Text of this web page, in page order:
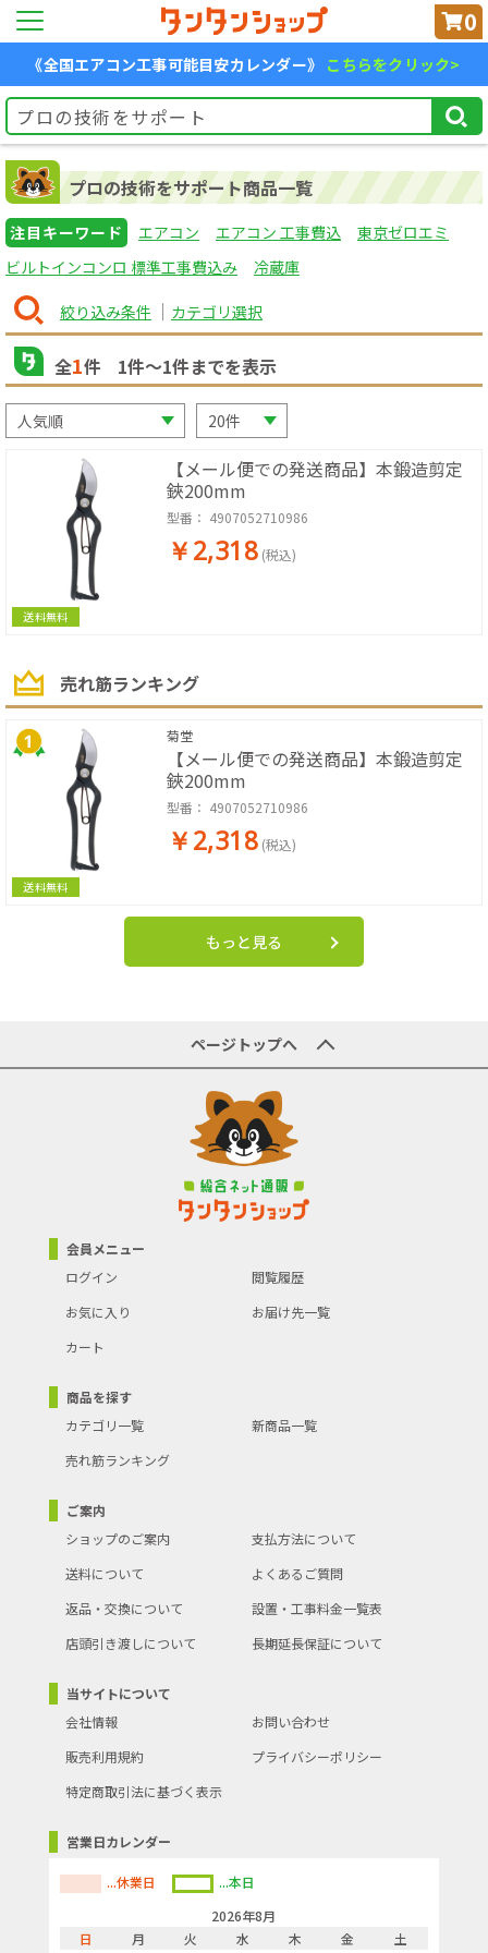
0
《全国エアコン工事可能目安カレンダー》 こちらをクリック>
プロの技術をサポート商品一覧
注目キーワード エアコン エアコン 工事費込
東京ゼロエミ
ビルトインコンロ 標準工事費込み
冷蔵庫
絞り込み条件 カテゴリ選択
全1件 1件〜1件までを表示
送料無料
【メール便での発送商品】本鍛造剪定
鋏200mm
型番： 4907052710986
￥2,318 (税込)
売れ筋ランキング
送料無料
菊堂
【メール便での発送商品】本鍛造剪定
鋏200mm
型番： 4907052710986
￥2,318 (税込)
もっと見る
ページトップへ
会員メニュー
ログイン
閲覧履歴
お気に入り
お届け先一覧
カート
商品を探す
カテゴリ一覧
新商品一覧
売れ筋ランキング
ご案内
ショップのご案内
支払方法について
送料について
よくあるご質問
返品・交換について
設置・工事料金一覧表
店頭引き渡しについて
長期延長保証について
当サイトについて
会社情報
お問い合わせ
販売利用規約
プライバシーポリシー
特定商取引法に基づく表示
営業日カレンダー
...休業日
...本日
2026年8月
日
月 火 水 木 金
土